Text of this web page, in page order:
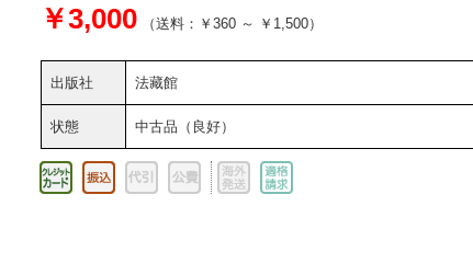
￥3,000 （送料：￥360 ～ ￥1,500）
出版社 法藏館
状態 中古品（良好）